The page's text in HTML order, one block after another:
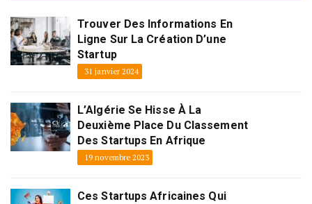
Trouver Des Informations En
Ligne Sur La Création D’une
Startup
31 janvier 2024
L’Algérie Se Hisse À La
Deuxième Place Du Classement
Des Startups En Afrique
19 novembre 2023
Ces Startups Africaines Qui